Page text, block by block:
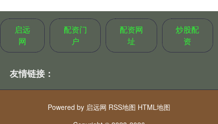
启远
网
配资门
户
配资网
址
炒股配
资
友情链接：
Powered by 启远网 RSS地图 HTML地图